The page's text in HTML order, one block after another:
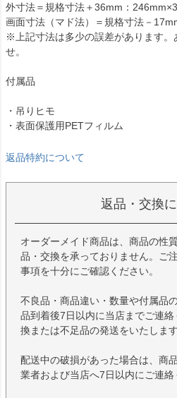
外寸法＝規格寸法＋36mm：
画面寸法（マド法）＝規格寸法－
※上記寸法は多少の誤差があります。
せ。
付属品
・吊りヒモ
・表面保護用PETフィルム
返品特約について
返品・交換
オーダーメイド商品は、商品の性
品・交換を承っておりません。ご
事項を十分にご確認ください。
不良品・商品違い・数量や付属品
品到着後7日以内に当店までご連
換または不足品の発送をいたします
配送中の破損があった場合は、商
業者および当店へ7日以内にご連絡